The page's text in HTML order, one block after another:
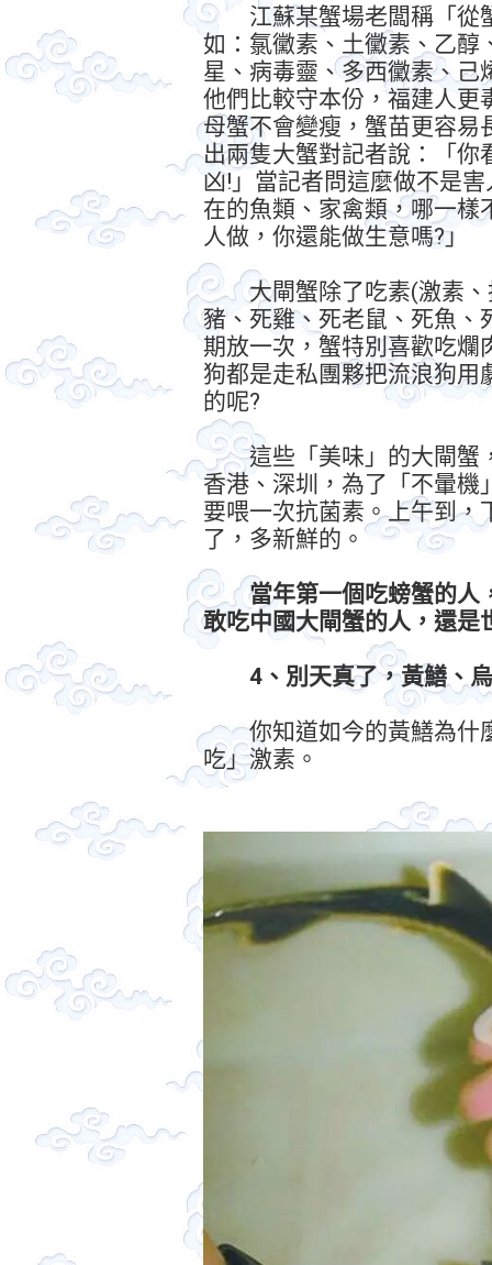
江蘇某蟹場老闆稱「從蟹
如：氯黴素、土黴素、乙醇
星、病毒靈、多西黴素、己
他們比較守本份，福建人更
母蟹不會變瘦，蟹苗更容易
出兩隻大蟹對記者說：「你
凶!」當記者問這麼做不是
在的魚類、家禽類，哪一樣
人做，你還能做生意嗎?」
大閘蟹除了吃素(激素、
豬、死雞、死老鼠、死魚
期放一次，蟹特別喜歡吃爛
狗都是走私團夥把流浪狗用
的呢?
這些「美味」的大閘蟹
香港、深圳，為了「不暈機
要喂一次抗菌素。上午到，
了，多新鮮的。
當年第一個吃螃蟹的人
敢吃中國大閘蟹的人，還是
4、別天真了，黃鱔、
你知道如今的黃鱔為什麼
吃」激素。